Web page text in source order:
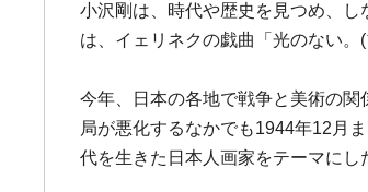
小沢剛は、時代や歴史を見つめ、
は、イェリネクの戯曲「光のない
今年、日本の各地で戦争と美術の
局が悪化するなかでも1944年12月
代を生きた日本人画家をテーマにし